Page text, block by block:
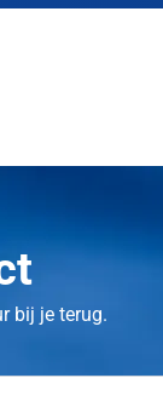
bij je terug.